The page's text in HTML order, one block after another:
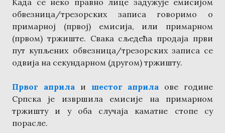
обвезница/трезорских записа говоримо о
примарној (првој) емисија, или примарном
(првом) тржиште. Свака сљедећа продаја први
пут купљених обвезница/трезорских записа се
одвија на секундарном (другом) тржишту.
Првог априла и шестог априла ове године
Српска је извршила емисије на примарном
тржишту и у оба случаја каматне стопе су
порасле.